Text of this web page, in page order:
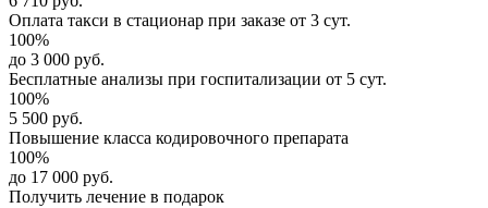
Оплата такси в стационар при заказе от 3 сут.
100%
до 3 000 руб.
Бесплатные анализы при госпитализации от 5 сут.
100%
5 500 руб.
Повышение класса кодировочного препарата
100%
до 17 000 руб.
Получить лечение в подарок